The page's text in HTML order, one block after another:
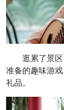
逛累了景区
准备的趣味游
礼品。